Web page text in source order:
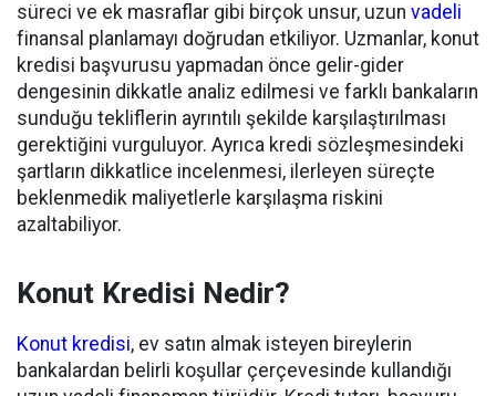
süreci ve ek masraflar gibi birçok unsur, uzun vadeli
finansal planlamayı doğrudan etkiliyor. Uzmanlar, konut
kredisi başvurusu yapmadan önce gelir-gider
dengesinin dikkatle analiz edilmesi ve farklı bankaların
sunduğu tekliflerin ayrıntılı şekilde karşılaştırılması
gerektiğini vurguluyor. Ayrıca kredi sözleşmesindeki
şartların dikkatlice incelenmesi, ilerleyen süreçte
beklenmedik maliyetlerle karşılaşma riskini
azaltabiliyor.
Konut Kredisi Nedir?
Konut kredisi, ev satın almak isteyen bireylerin
bankalardan belirli koşullar çerçevesinde kullandığı